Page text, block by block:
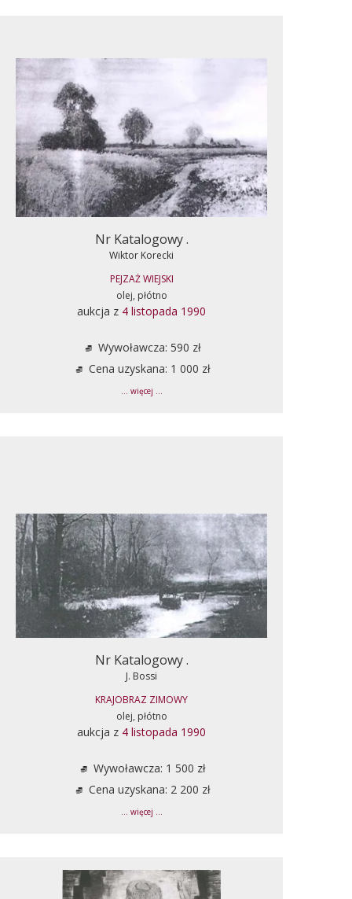
Nr Katalogowy .
Wiktor Korecki
PEJZAŻ WIEJSKI
olej, płótno
aukcja z 4 listopada 1990
Wywoławcza: 590 zł
Cena uzyskana: 1 000 zł
... więcej ...
Nr Katalogowy .
J. Bossi
KRAJOBRAZ ZIMOWY
olej, płótno
aukcja z 4 listopada 1990
Wywoławcza: 1 500 zł
Cena uzyskana: 2 200 zł
... więcej ...